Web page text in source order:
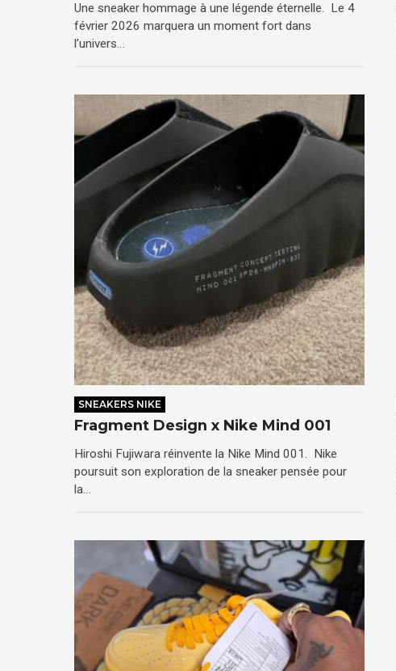
Une sneaker hommage à une légende éternelle. Le 4
février 2026 marquera un moment fort dans
l’univers…
SNEAKERS NIKE
Fragment Design x Nike Mind 001
Hiroshi Fujiwara réinvente la Nike Mind 001. Nike
poursuit son exploration de la sneaker pensée pour
la…